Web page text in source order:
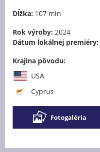
Dĺžka: 107 min
Rok výroby: 2024
Dátum lokálnej premiéry:
Krajina pôvodu:
USA
Cyprus
Fotogaléria